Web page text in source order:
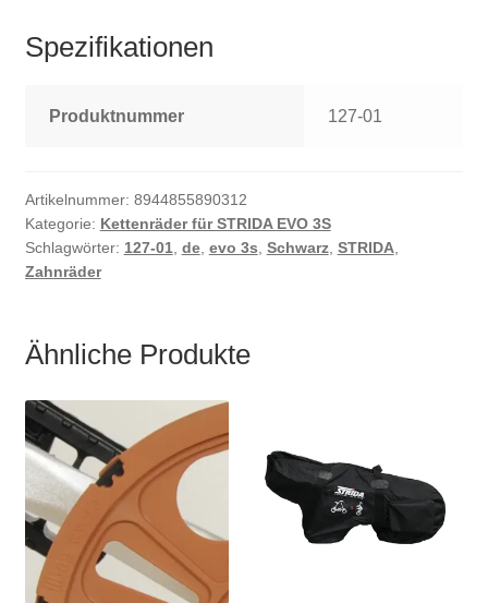
Spezifikationen
Produktnummer 127-01
Artikelnummer: 8944855890312
Kategorie: Kettenräder für STRIDA EVO 3S
Schlagwörter: 127-01, de, evo 3s, Schwarz, STRIDA,
Zahnräder
Ähnliche Produkte